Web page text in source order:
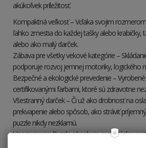
akúkoľvek príležitosť.
Kompaktná veľkosť – Vďaka svojim
ľahko zmestia do každej tašky alebo krabičky,
alebo ako malý darček.
Zábava pre všetky vekové kategórie –
podporuje rozvoj jemnej motoriky, logického
Bezpečné a ekologické prevedenie –
certifikovanými farbami, ktoré sú zdravotne
Všestranný darček – Či už ako drobnosť na
prekvapenie alebo spôsob, ako stráviť
puzzle nikdy nezklamú.
Upozornenie: Puzzle obsahuje malé kúsky,